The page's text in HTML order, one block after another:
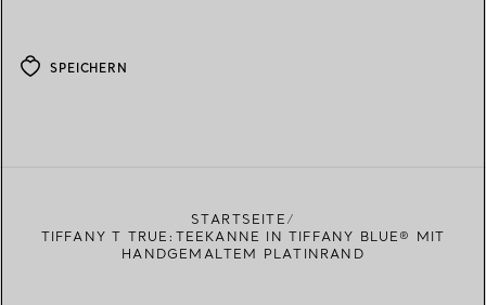
SPEICHERN
STARTSEITE
TIFFANY T TRUE:TEEKANNE IN TIFFANY BLUE® MIT
HANDGEMALTEM PLATINRAND